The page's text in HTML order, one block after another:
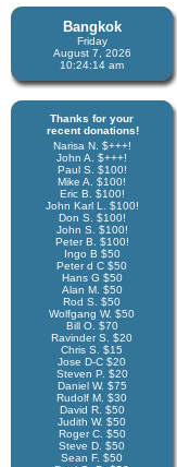
Bangkok
Friday
August 7, 2026
10:24:14 am
Thanks for your
recent donations!
Narisa N. $+++!
John A. $+++!
Paul S. $100!
Mike A. $100!
Eric B. $100!
John Karl L. $100!
Don S. $100!
John S. $100!
Peter B. $100!
Ingo B $50
Peter d C $50
Hans G $50
Alan M. $50
Rod S. $50
Wolfgang W. $50
Bill O. $70
Ravinder S. $20
Chris S. $15
Jose D-C $20
Steven P. $20
Daniel W. $75
Rudolf M. $30
David R. $50
Judith W. $50
Roger C. $50
Steve D. $50
Sean F. $50